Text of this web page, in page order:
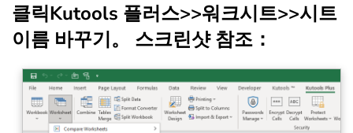
클릭Kutools 플러스>>워크시트>>시트
이름 바꾸기。 스크린샷 참조：